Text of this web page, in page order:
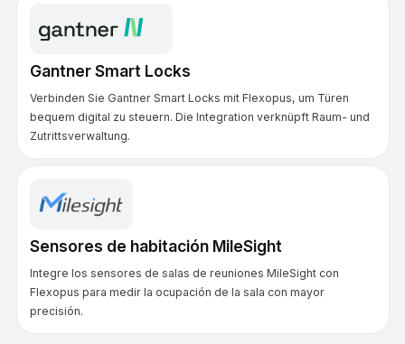
Gantner Smart Locks
Verbinden Sie Gantner Smart Locks mit Flexopus, um Türen
bequem digital zu steuern. Die Integration verknüpft Raum- und
Zutrittsverwaltung.
Sensores de habitación MileSight
Integre los sensores de salas de reuniones MileSight con
Flexopus para medir la ocupación de la sala con mayor
precisión.